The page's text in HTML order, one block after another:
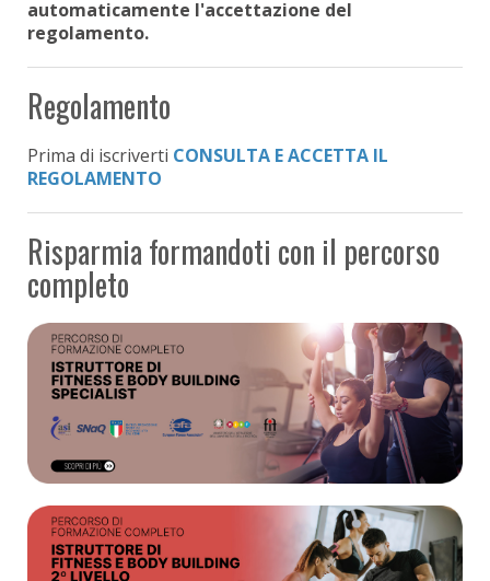
automaticamente l'accettazione del
regolamento.
Regolamento
Prima di iscriverti CONSULTA E ACCETTA IL
REGOLAMENTO
Risparmia formandoti con il percorso
completo